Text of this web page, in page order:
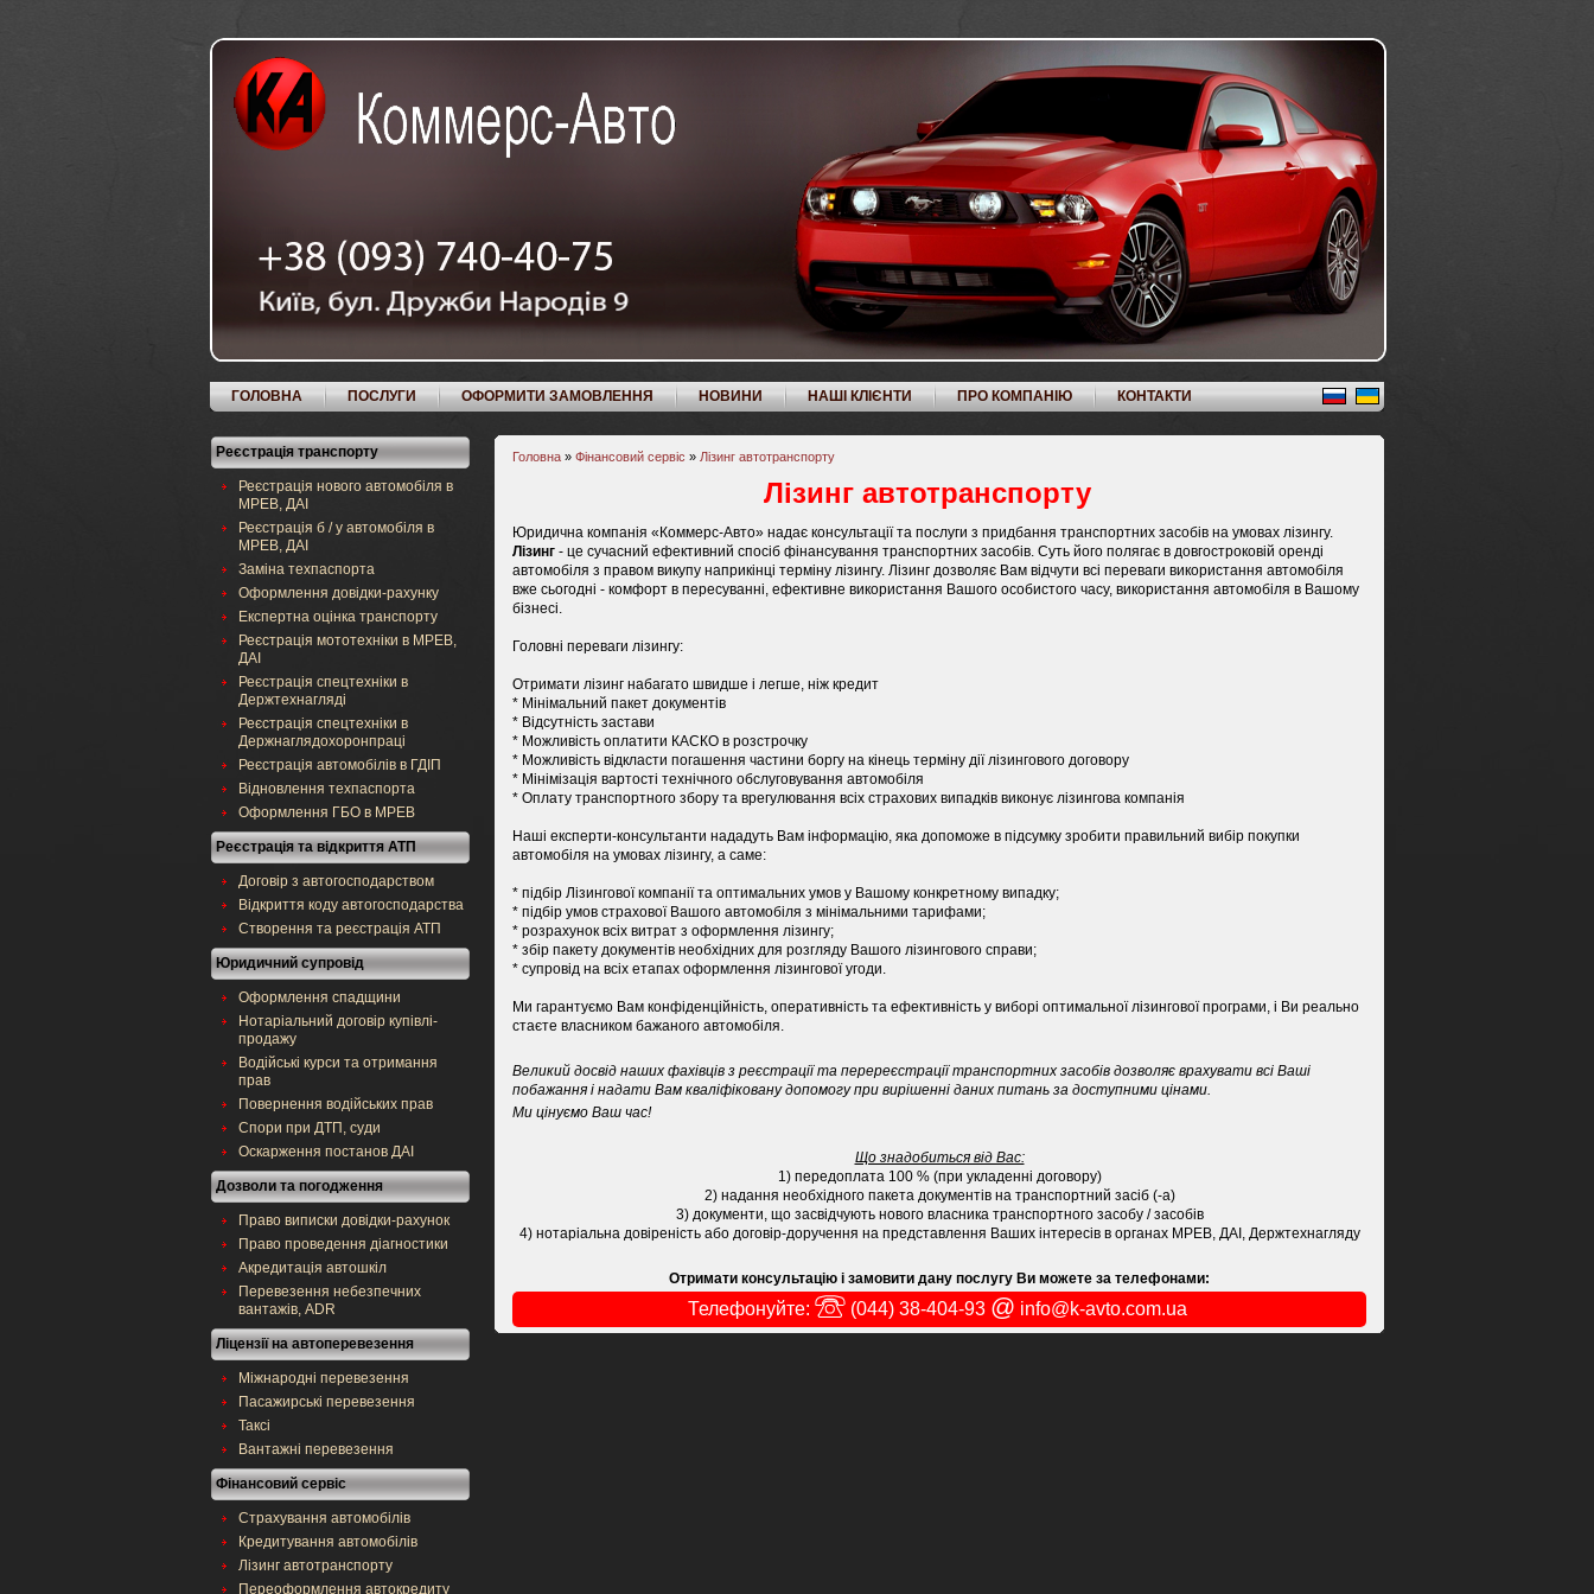
ГОЛОВНА ПОСЛУГИ ОФОРМИТИ ЗАМОВЛЕННЯ НОВИНИ НАШІ КЛІЄНТИ ПРО КОМПАНІЮ КОНТАКТИ
Головна » Фінансовий сервіс » Лізинг автотранспорту
Лізинг автотранспорту
Юридична компанія «Коммерс-Авто» надає консультації та послуги з придбання транспортних засобів на умовах лізингу.
Лізинг - це сучасний ефективний спосіб фінансування транспортних засобів. Суть його полягає в довгостроковій оренді
автомобіля з правом викупу наприкінці терміну лізингу. Лізинг дозволяє Вам відчути всі переваги використання автомобіля
вже сьогодні - комфорт в пересуванні, ефективне використання Вашого особистого часу, використання автомобіля в Вашому
бізнесі.
Головні переваги лізингу:
Отримати лізинг набагато швидше і легше, ніж кредит
* Мінімальний пакет документів
* Відсутність застави
* Можливість оплатити КАСКО в розстрочку
* Можливість відкласти погашення частини боргу на кінець терміну дії лізингового договору
* Мінімізація вартості технічного обслуговування автомобіля
* Оплату транспортного збору та врегулювання всіх страхових випадків виконує лізингова компанія
Наші експерти-консультанти нададуть Вам інформацію, яка допоможе в підсумку зробити правильний вибір покупки
автомобіля на умовах лізингу, а саме:
* підбір Лізингової компанії та оптимальних умов у Вашому конкретному випадку;
* підбір умов страхової Вашого автомобіля з мінімальними тарифами;
* розрахунок всіх витрат з оформлення лізингу;
* збір пакету документів необхідних для розгляду Вашого лізингового справи;
* супровід на всіх етапах оформлення лізингової угоди.
Ми гарантуємо Вам конфіденційність, оперативність та ефективність у виборі оптимальної лізингової програми, і Ви реально
стаєте власником бажаного автомобіля.
Великий досвід наших фахівців з реєстрації та перереєстрації транспортних засобів дозволяє врахувати всі Ваші
побажання і надати Вам кваліфіковану допомогу при вирішенні даних питань за доступними цінами.
Ми цінуємо Ваш час!
Що знадобиться від Вас:
1) передоплата 100 % (при укладенні договору)
2) надання необхідного пакета документів на транспортний засіб (-а)
3) документи, що засвідчують нового власника транспортного засобу / засобів
4) нотаріальна довіреність або договір-доручення на представлення Ваших інтересів в органах МРЕВ, ДАІ, Держтехнагляду
Отримати консультацію і замовити дану послугу Ви можете за телефонами:
Телефонуйте: (044)38-404-93 @ info@k-avto.com.ua
Реєстрація транспорту
Реєстрація нового автомобіля в
МРЕВ, ДАІ
Реєстрація б / у автомобіля в
МРЕВ, ДАІ
Заміна техпаспорта
Оформлення довідки-рахунку
Експертна оцінка транспорту
Реєстрація мототехніки в МРЕВ,
ДАІ
Реєстрація спецтехніки в
Держтехнагляді
Реєстрація спецтехніки в
Держнаглядохоронпраці
Реєстрація автомобілів в ГДІП
Відновлення техпаспорта
Оформлення ГБО в МРЕВ
Реєстрація та відкриття АТП
Договір з автогосподарством
Відкриття коду автогосподарства
Створення та реєстрація АТП
Юридичний супровід
Оформлення спадщини
Нотаріальний договір купівлі-
продажу
Водійські курси та отримання
прав
Повернення водійських прав
Спори при ДТП, суди
Оскарження постанов ДАІ
Дозволи та погодження
Право виписки довідки-рахунок
Право проведення діагностики
Акредитація автошкіл
Перевезення небезпечних
вантажів, ADR
Ліцензії на автоперевезення
Міжнародні перевезення
Пасажирські перевезення
Таксі
Вантажні перевезення
Фінансовий сервіс
Страхування автомобілів
Кредитування автомобілів
Лізинг автотранспорту
Переоформлення автокредиту